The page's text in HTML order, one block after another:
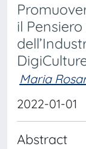
il
Maria
2022-01-01
Abstract